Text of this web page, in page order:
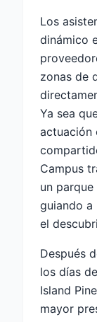
Los
dinámico
zonas de
Ya sea
actuación
Campus
un
guiando a
el
Después
los días
Island
mayor